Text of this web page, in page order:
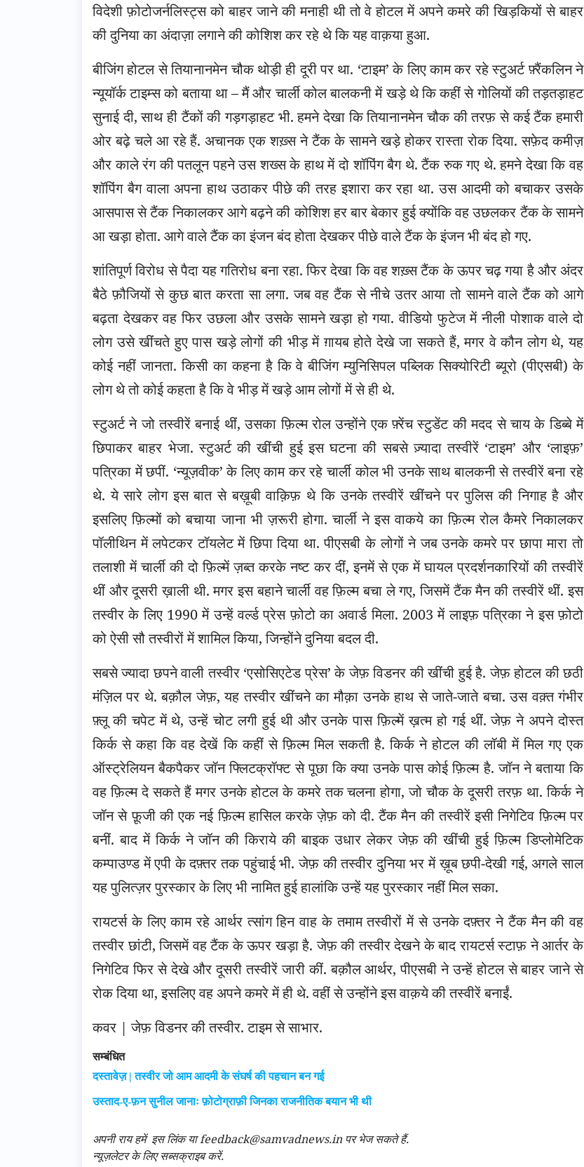
विदेशी फ़ोटोजर्नलिस्ट्स को बाहर जाने की मनाही थी तो वे होटल में अपने कमरे की खिड़कियों से बाहर
की दुनिया का अंदाज़ा लगाने की कोशिश कर रहे थे कि यह वाक़या हुआ.
बीजिंग होटल से तियानानमेन चौक थोड़ी ही दूरी पर था. ‘टाइम’ के लिए काम कर रहे स्टुअर्ट फ़्रैंकलिन ने
न्यूयॉर्क टाइम्स को बताया था – मैं और चार्ली कोल बालकनी में खड़े थे कि कहीं से गोलियों की तड़तड़ाहट
सुनाई दी, साथ ही टैंकों की गड़गड़ाहट भी. हमने देखा कि तियानानमेन चौक की तरफ़ से कई टैंक हमारी
ओर बढ़े चले आ रहे हैं. अचानक एक शख़्स ने टैंक के सामने खड़े होकर रास्ता रोक दिया. सफ़ेद कमीज़
और काले रंग की पतलून पहने उस शख्स के हाथ में दो शॉपिंग बैग थे. टैंक रुक गए थे. हमने देखा कि वह
शॉपिंग बैग वाला अपना हाथ उठाकर पीछे की तरह इशारा कर रहा था. उस आदमी को बचाकर उसके
आसपास से टैंक निकालकर आगे बढ़ने की कोशिश हर बार बेकार हुई क्योंकि वह उछलकर टैंक के सामने
आ खड़ा होता. आगे वाले टैंक का इंजन बंद होता देखकर पीछे वाले टैंक के इंजन भी बंद हो गए.
शांतिपूर्ण विरोध से पैदा यह गतिरोध बना रहा. फिर देखा कि वह शख़्स टैंक के ऊपर चढ़ गया है और अंदर
बैठे फ़ौजियों से कुछ बात करता सा लगा. जब वह टैंक से नीचे उतर आया तो सामने वाले टैंक को आगे
बढ़ता देखकर वह फिर उछला और उसके सामने खड़ा हो गया. वीडियो फुटेज में नीली पोशाक वाले दो
लोग उसे खींचते हुए पास खड़े लोगों की भीड़ में ग़ायब होते देखे जा सकते हैं, मगर वे कौन लोग थे, यह
कोई नहीं जानता. किसी का कहना है कि वे बीजिंग म्युनिसिपल पब्लिक सिक्योरिटी ब्यूरो (पीएसबी) के
लोग थे तो कोई कहता है कि वे भीड़ में खड़े आम लोगों में से ही थे.
स्टुअर्ट ने जो तस्वीरें बनाई थीं, उसका फ़िल्म रोल उन्होंने एक फ़्रेंच स्टुडेंट की मदद से चाय के डिब्बे में
छिपाकर बाहर भेजा. स्टुअर्ट की खींची हुई इस घटना की सबसे ज़्यादा तस्वीरें ‘टाइम’ और ‘लाइफ़’
पत्रिका में छपीं. ‘न्यूज़वीक’ के लिए काम कर रहे चार्ली कोल भी उनके साथ बालकनी से तस्वीरें बना रहे
थे. ये सारे लोग इस बात से बख़ूबी वाक़िफ़ थे कि उनके तस्वीरें खींचने पर पुलिस की निगाह है और
इसलिए फ़िल्मों को बचाया जाना भी ज़रूरी होगा. चार्ली ने इस वाकये का फ़िल्म रोल कैमरे निकालकर
पॉलीथिन में लपेटकर टॉयलेट में छिपा दिया था. पीएसबी के लोगों ने जब उनके कमरे पर छापा मारा तो
तलाशी में चार्ली की दो फ़िल्में ज़ब्त करके नष्ट कर दीं, इनमें से एक में घायल प्रदर्शनकारियों की तस्वीरें
थीं और दूसरी ख़ाली थी. मगर इस बहाने चार्ली वह फ़िल्म बचा ले गए, जिसमें टैंक मैन की तस्वीरें थीं. इस
तस्वीर के लिए 1990 में उन्हें वर्ल्ड प्रेस फ़ोटो का अवार्ड मिला. 2003 में लाइफ़ पत्रिका ने इस फ़ोटो
को ऐसी सौ तस्वीरों में शामिल किया, जिन्होंने दुनिया बदल दी.
सबसे ज्यादा छपने वाली तस्वीर ‘एसोसिएटेड प्रेस’ के जेफ़ विडनर की खींची हुई है. जेफ़ होटल की छठी
मंज़िल पर थे. बक़ौल जेफ़, यह तस्वीर खींचने का मौक़ा उनके हाथ से जाते-जाते बचा. उस वक़्त गंभीर
फ़्लू की चपेट में थे, उन्हें चोट लगी हुई थी और उनके पास फ़िल्में ख़त्म हो गई थीं. जेफ़ ने अपने दोस्त
किर्क से कहा कि वह देखें कि कहीं से फ़िल्म मिल सकती है. किर्क ने होटल की लॉबी में मिल गए एक
ऑस्ट्रेलियन बैकपैकर जॉन फ्लिटक्रॉफ्ट से पूछा कि क्या उनके पास कोई फ़िल्म है. जॉन ने बताया कि
वह फ़िल्म दे सकते हैं मगर उनके होटल के कमरे तक चलना होगा, जो चौक के दूसरी तरफ़ था. किर्क ने
जॉन से फ़ूजी की एक नई फ़िल्म हासिल करके ज़ेफ़ को दी. टैंक मैन की तस्वीरें इसी निगेटिव फ़िल्म पर
बनीं. बाद में किर्क ने जॉन की किराये की बाइक उधार लेकर जेफ़ की खींची हुई फ़िल्म डिप्लोमेटिक
कम्पाउण्ड में एपी के दफ़्तर तक पहुंचाई भी. जेफ़ की तस्वीर दुनिया भर में ख़ूब छपी-देखी गई, अगले साल
यह पुलित्ज़र पुरस्कार के लिए भी नामित हुई हालांकि उन्हें यह पुरस्कार नहीं मिल सका.
रायटर्स के लिए काम रहे आर्थर त्सांग हिन वाह के तमाम तस्वीरों में से उनके दफ़्तर ने टैंक मैन की वह
तस्वीर छांटी, जिसमें वह टैंक के ऊपर खड़ा है. जेफ़ की तस्वीर देखने के बाद रायटर्स स्टाफ़ ने आर्तर के
निगेटिव फिर से देखे और दूसरी तस्वीरें जारी कीं. बक़ौल आर्थर, पीएसबी ने उन्हें होटल से बाहर जाने से
रोक दिया था, इसलिए वह अपने कमरे में ही थे. वहीं से उन्होंने इस वाक़ये की तस्वीरें बनाईं.
कवर | जेफ़ विडनर की तस्वीर. टाइम से साभार.
सम्बंधित
दस्तावेज़ | तस्वीर जो आम आदमी के संघर्ष की पहचान बन गई
उस्ताद-ए-फ़न सुनील जानाः फ़ोटोग्राफ़ी जिनका राजनीतिक बयान भी थी
अपनी राय हमें इस लिंकया feedback@samvadnews.in पर भेज सकते हैं.
न्यूज़लेटर के लिए सब्सक्राइब करें.